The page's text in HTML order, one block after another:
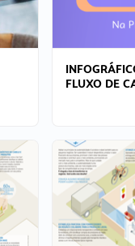
FLUXO DE